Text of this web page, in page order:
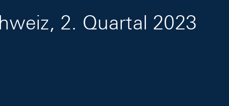
2. Quartal 2023